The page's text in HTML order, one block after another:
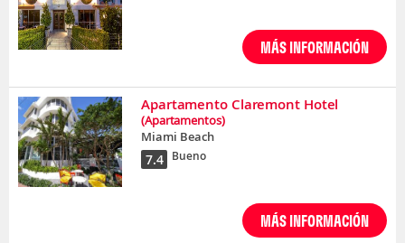
MÁS INFORMACIÓN
Apartamento Claremont Hotel
(Apartamentos)
Miami Beach
7.4 Bueno
MÁS INFORMACIÓN